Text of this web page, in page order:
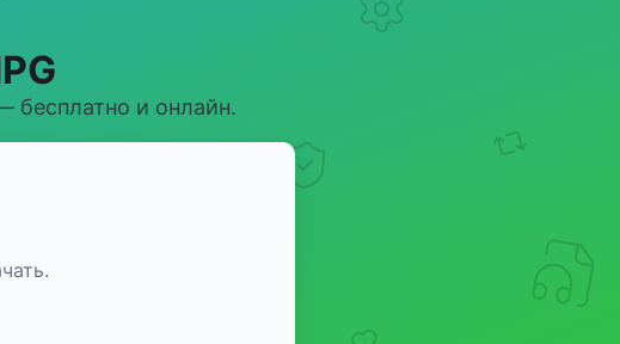
бесплатно и онлайн.